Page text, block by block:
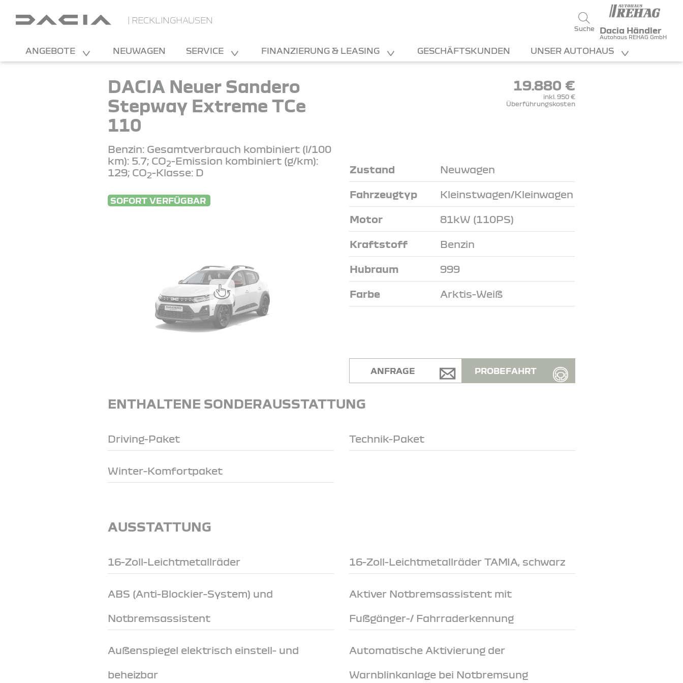
| RECKLINGHAUSEN
Suche Dacia Händler
Autohaus REHAG GmbH
ANGEBOTE NEUWAGEN SERVICE FINANZIERUNG & LEASING GESCHÄFTSKUNDEN UNSER AUTOHAUS
DACIA Neuer Sandero
Stepway Extreme TCe
110
Benzin: Gesamtverbrauch kombiniert (l/100
km): 5.7; CO2-Emission kombiniert (g/km):
129; CO2-Klasse: D
SOFORT VERFÜGBAR
19.880 €
inkl. 950 €
Überführungskosten
Zustand Neuwagen
Fahrzeugtyp Kleinstwagen/Kleinwagen
Motor 81kW (110PS)
Kraftstoff Benzin
Hubraum 999
Farbe Arktis-Weiß
ANFRAGE PROBEFAHRT
ENTHALTENE SONDERAUSSTATTUNG
Driving-Paket Technik-Paket
Winter-Komfortpaket
AUSSTATTUNG
16-Zoll-Leichtmetallräder 16-Zoll-Leichtmetallräder TAMIA, schwarz
ABS (Anti-Blockier-System) und
Notbremsassistent
Aktiver Notbremsassistent mit
Fußgänger-/ Fahrraderkennung
Außenspiegel elektrisch einstell- und
beheizbar
Automatische Aktivierung der
Warnblinkanlage bei Notbremsung